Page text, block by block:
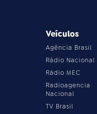
Veículos
Agência Brasil
Rádio Nacional
Rádio MEC
Radioagencia
Nacional
TV Brasil